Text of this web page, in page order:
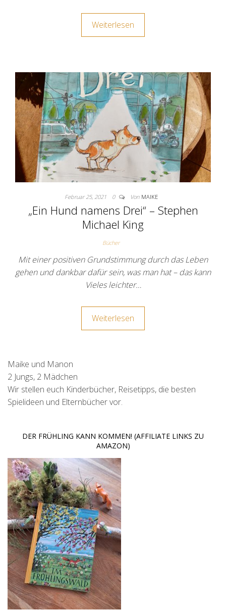
Weiterlesen
Februar 25, 2021 0 Von MAIKE
„Ein Hund namens Drei“ – Stephen
Michael King
Bücher
Mit einer positiven Grundstimmung durch das Leben
gehen und dankbar dafür sein, was man hat – das kann
Vieles leichter…
Weiterlesen
Maike und Manon
2 Jungs, 2 Mädchen
Wir stellen euch Kinderbücher, Reisetipps, die besten
Spielideen und Elternbücher vor.
DER FRÜHLING KANN KOMMEN! (AFFILIATE LINKS ZU
AMAZON)